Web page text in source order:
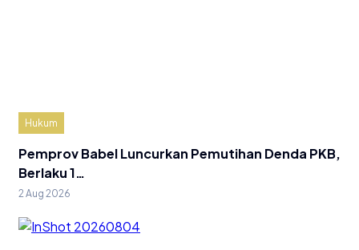
Hukum
Pemprov Babel Luncurkan Pemutihan Denda PKB,
Berlaku 1…
2 Aug 2026